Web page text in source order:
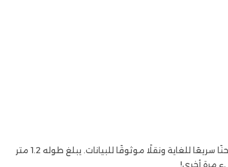
أطلق العنان لقوة أجهزتك بالكامل مع كابل الشحن السريع الرقمي Joyroom S-CC100A4 بقوة 100 وات، والذي يوفر شحنًا سريعًا للغاية ونقلًا موثوقًا للبيانات. يبلغ طوله 1.2 متر